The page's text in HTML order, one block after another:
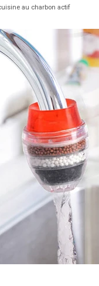
au charbon actif